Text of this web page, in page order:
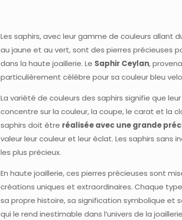
Les saphirs, avec leur gamme de couleurs allant
au jaune et au vert, sont des pierres précieuses
dans la haute joaillerie. Le Saphir Ceylan,
particulièrement célèbre pour sa couleur bleu
La variété de couleurs des saphirs signifie que
concentre sur la couleur, la coupe, le carat et la
saphirs doit être réalisée avec une grande
valeur leur couleur et leur éclat. Les saphirs sans
les plus précieux.
En haute joaillerie, ces pierres précieuses sont
créations uniques et extraordinaires. Chaque
sa propre histoire, sa signification symbolique et
qui le rend inestimable dans l’univers de la